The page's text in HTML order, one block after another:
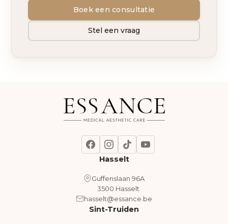
Boek een consultatie
Stel een vraag
Hasselt
Guffenslaan 96A
3500 Hasselt
hasselt@essance.be
Sint-Truiden